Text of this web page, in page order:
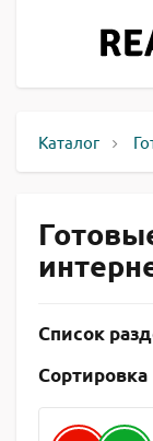
Каталог
Список
Сортировка